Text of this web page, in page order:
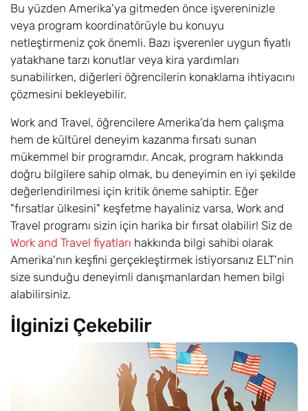
İlginizi Çekebilir
Bu yüzden Amerika'ya gitmeden önce işvereninizle
veya program koordinatörüyle bu konuyu
netleştirmeniz çok önemli. Bazı işverenler uygun fiyatlı
yatakhane tarzı konutlar veya kira yardımları
sunabilirken, diğerleri öğrencilerin konaklama ihtiyacını
çözmesini bekleyebilir.
Work and Travel, öğrencilere Amerika'da hem çalışma
hem de kültürel deneyim kazanma fırsatı sunan
mükemmel bir programdır. Ancak, program hakkında
doğru bilgilere sahip olmak, bu deneyimin en iyi şekilde
değerlendirilmesi için kritik öneme sahiptir. Eğer
"fırsatlar ülkesini" keşfetme hayaliniz varsa, Work and
Travel programı sizin için harika bir fırsat olabilir! Siz de
Work and Travel fiyatları hakkında bilgi sahibi olarak
Amerika'nın keşfini gerçekleştirmek istiyorsanız ELT'nin
size sunduğu deneyimli danışmanlardan hemen bilgi
alabilirsiniz.